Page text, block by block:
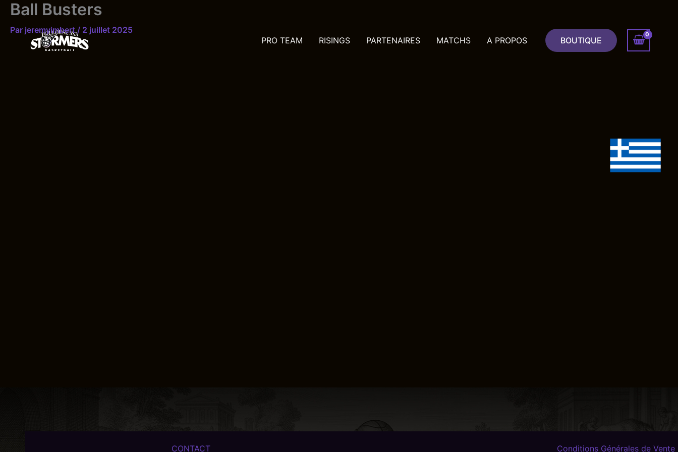
Aller
contenu
PRO TEAM
RISINGS PARTENAIRES MATCHS A PROPOS BOUTIQUE
Ball Busters
Par jeremyimbert/ 2 juillet 2025
CONTACT Conditions Générales de Vente